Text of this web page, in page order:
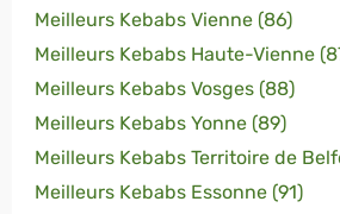
Meilleurs Kebabs Vienne (86)
Meilleurs Kebabs Haute-Vienne
Meilleurs Kebabs Vosges (88)
Meilleurs Kebabs Yonne (89)
Meilleurs Kebabs Territoire de
Meilleurs Kebabs Essonne (91)